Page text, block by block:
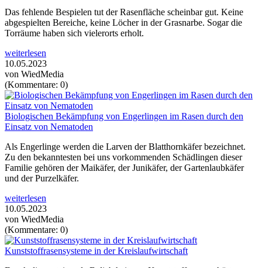
Das fehlende Bespielen tut der Rasenfläche scheinbar gut. Keine
abgespielten Bereiche, keine Löcher in der Grasnarbe. Sogar die
Torräume haben sich vielerorts erholt.
weiterlesen
10.05.2023
von WiedMedia
(Kommentare: 0)
Biologischen Bekämpfung von Engerlingen im Rasen durch den
Einsatz von Nematoden
Als Engerlinge werden die Larven der Blatthornkäfer bezeichnet.
Zu den bekanntesten bei uns vorkommenden Schädlingen dieser
Familie gehören der Maikäfer, der Junikäfer, der Gartenlaubkäfer
und der Purzelkäfer.
weiterlesen
10.05.2023
von WiedMedia
(Kommentare: 0)
Kunststoffrasensysteme in der Kreislaufwirtschaft